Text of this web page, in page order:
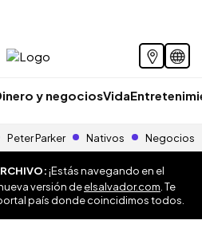
y negociosVida
Peter Parker Nativos Negocios
¡Estás navegando en el
versión deelsalvador.com . Te
país donde coincidimos todos.